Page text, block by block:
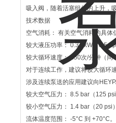
吸入阀，随着活塞组件的上升，
技术数据
空气消耗： 有关空气消耗的具
较大液压功率： 0.37 kW（0.5
较大循环速度： 250次/分钟（间
对于连续工作，建议将较大循环
涉及连续泵送的应用建议向
较大空气压力： 8.5 bar（125
较小空气压力： 1.4 bar（20 psi
流体温度范围： -5°C 到 +70°C。